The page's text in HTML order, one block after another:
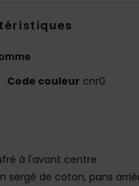
Code couleur cnr0
à l'avant centre
sergé de coton, pans